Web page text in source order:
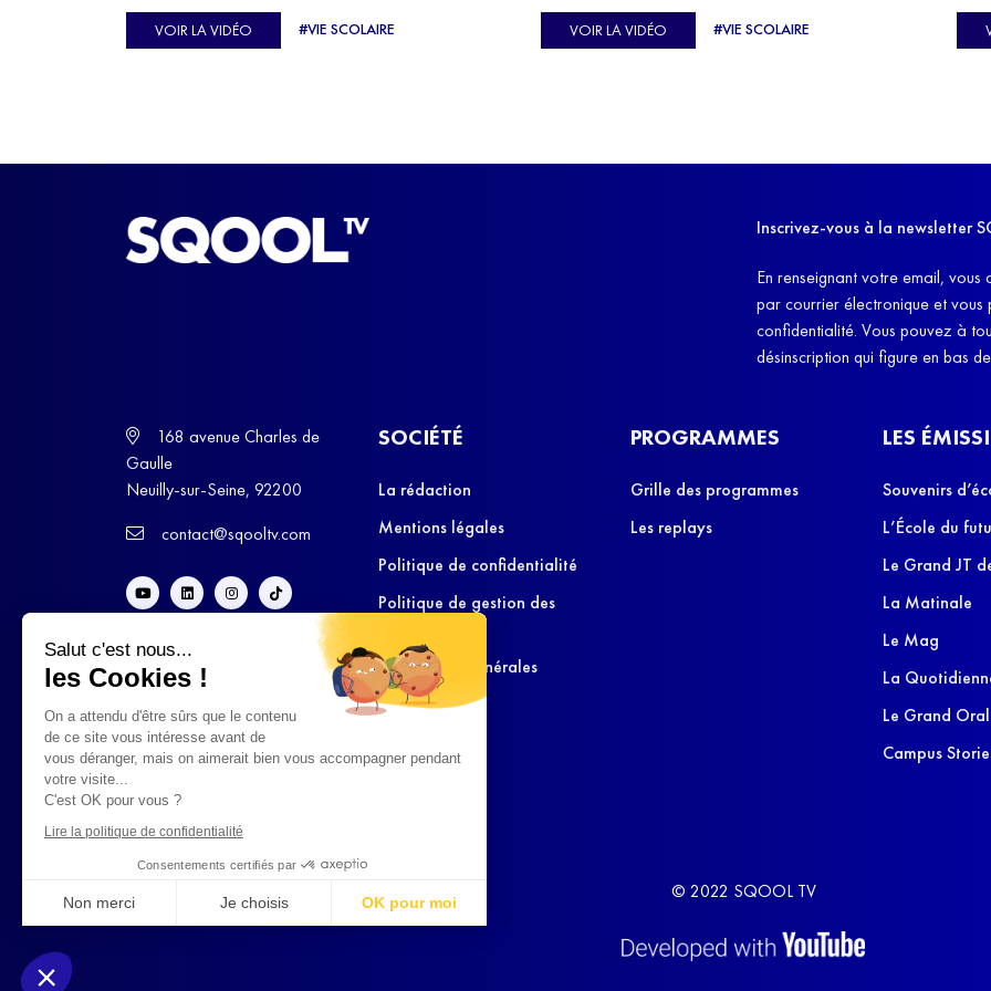
Salut c'est nous...
les Cookies !
On a attendu d'être sûrs que le contenu
de ce site vous intéresse avant de
vous déranger, mais on aimerait bien vous accompagner pendant
votre visite...
C'est OK pour vous ?
Lire la politique de confidentialité
Consentements certifiés par
Non merci Je choisis OK pour moi
Notre plateforme vous permet d'adapter et de gérer vos paramètres de confidentialité, en garantissant la conformité
Ulysse Soriano, vice-champion d'Europe de Horse-
ball, qui a failli abandonner ses études avant de
VOIR LA VIDÉO #VIE SCOLAIRE
C'est l'histoire de nombreux réfugiés, et notamment
celle de Lisa Machukha, que nous vous proposons de
VOIR LA VIDÉO #VIE SCOLAIRE
Inscrivez-vous à la newsletter
En renseignant votre email,
par courrier électronique et
confidentialité. Vous pouvez à
désinscription qui figure en bas
168 avenue Charles de
Gaulle
Neuilly-sur-Seine, 92200
contact@sqooltv.com
SOCIÉTÉ
La rédaction
Mentions légales
Politique de confidentialité
Politique de gestion des
Conditions Générales
d’Utilisation
PROGRAMMES
Grille des programmes
Les replays
LES
Souvenirs
L’École du
Le Grand JT
La Matinale
Le Mag
La
Le Grand Oral
Campus
© 2022 SQOOL TV